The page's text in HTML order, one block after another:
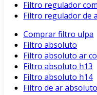
Filtro regulador
Filtro regulador de
Comprar filtro ulpa
Filtro absoluto
Filtro absoluto ar
Filtro absoluto h13
Filtro absoluto h14
Filtro de ar